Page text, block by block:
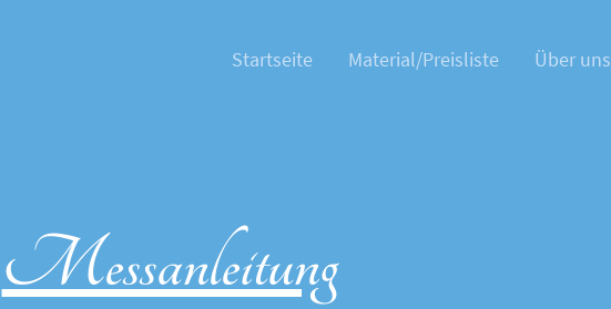
Startseite Material/Preisliste Über uns
Messanleitung